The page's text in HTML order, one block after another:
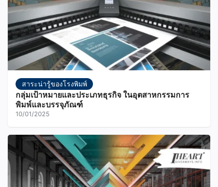
สาระน่ารู้ของโรงพิมพ์
กลุ่มเป้าหมายและประเภทธุรกิจ ในอุตสาหกรรมการ
พิมพ์และบรรจุภัณฑ์
10/01/2025